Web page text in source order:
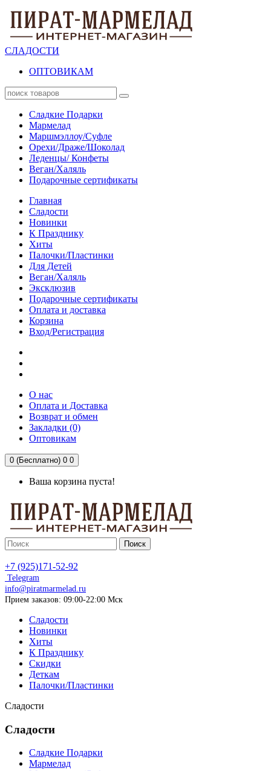
СЛАДОСТИ
ОПТОВИКАМ
Сладкие Подарки
Мармелад
Маршмэллоу/Суфле
Орехи/Драже/Шоколад
Леденцы/ Конфеты
Веган/Халяль
Подарочные сертификаты
Главная
Сладости
Новинки
К Празднику
Хиты
Палочки/Пластинки
Для Детей
Веган/Халяль
Эксклюзив
Подарочные сертификаты
Оплата и доставка
Корзина
Вход/Регистрация
О нас
Оплата и Доставка
Возврат и обмен
Закладки (0)
Оптовикам
0 (Бесплатно) 0 0
Ваша корзина пуста!
Поиск
+7 (925)171-52-92
Telegram
info@piratmarmelad.ru
Прием заказов: 09:00-22:00 Мск
Сладости
Новинки
Хиты
К Празднику
Скидки
Деткам
Палочки/Пластинки
Сладости
Сладости
Сладкие Подарки
Мармелад